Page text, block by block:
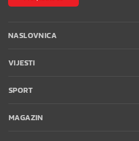
NASLOVNICA
VIJESTI
SPORT
MAGAZIN